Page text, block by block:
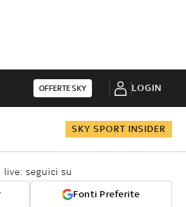
OFFERTE SKY LOGIN
SKY SPORT INSIDER
seguici su
Fonti Preferite